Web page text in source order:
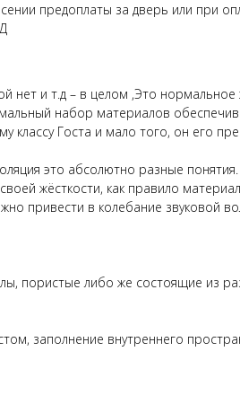
предоплаты за дверь или при
нет и т.д – в целом ,Это
набор материалов
классу Госта и мало того, он его
это абсолютно разные понятия.
жёсткости, как правило
привести в колебание звуковой
пористые либо же состоящие из
заполнение внутреннего